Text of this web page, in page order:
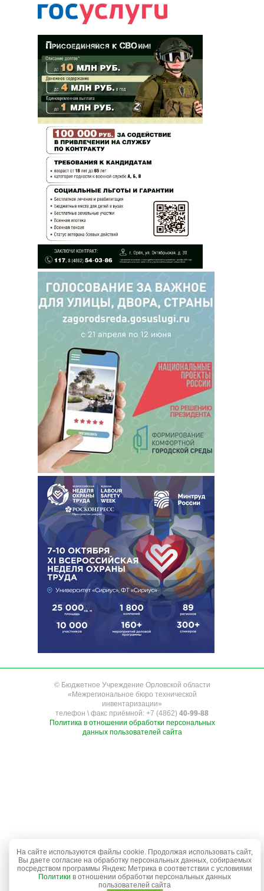
© Бюджетное Учреждение Орловской области
«Межрегиональное бюро технической
инвентаризации»
телефон \ факс приёмной: +7 (4862) 40-99-88
Политика в отношении обработки персональных
данных пользователей сайта
На сайте используются файлы cookie. Продолжая использовать сайт,
Вы даете согласие на обработку персональных данных, собираемых
посредством программы Яндекс Метрика в соответствии с условиями
Политики в отношении обработки персональных данных
пользователей сайта